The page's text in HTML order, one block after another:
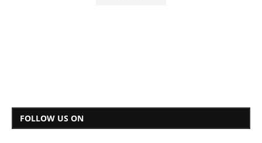
FOLLOW US ON